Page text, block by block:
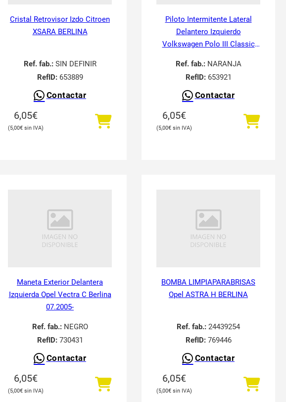
Cristal Retrovisor Izdo Citroen
XSARA BERLINA
Ref. fab.:SIN DEFINIR
RefID:653889
Contactar
6,05€
5,00€
Piloto Intermitente Lateral
Delantero Izquierdo
Volkswagen Polo III Classic
Ref. fab.:NARANJA
RefID:653921
Contactar
6,05€
5,00€
Maneta Exterior Delantera
Izquierda Opel Vectra C Berlina
07.2005-
Ref. fab.:NEGRO
RefID:730431
Contactar
6,05€
5,00€
BOMBA LIMPIAPARABRISAS
Opel ASTRA H BERLINA
Ref. fab.: 24439254
RefID:769446
Contactar
6,05€
5,00€